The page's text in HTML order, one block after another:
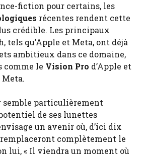
fiction pour certains, les
récentes rendent cette
crédible. Les principaux
tels qu’Apple et Meta, ont déjà
ambitieux dans ce domaine,
comme le Vision Pro d’Apple et
semble particulièrement
de ses lunettes
un avenir où, d’ici dix
complètement le
lui, « Il viendra un moment où